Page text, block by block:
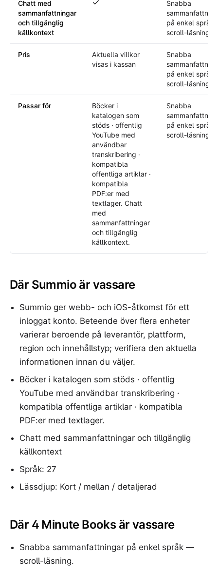
Chatt med
sammanfattningar
och tillgänglig
källkontext
Chatt med sammanfattningar och
Snabba
på enkel språk
scroll-läsning.
Pris
Aktuella villkor
visas i kassan
Snabba
på enkel språk
scroll-läsning.
Passar för
Böcker i
katalogen som
stöds · offentlig
YouTube med
användbar
transkribering ·
kompatibla
offentliga artiklar ·
kompatibla
PDF:er med
textlager. Chatt
med
sammanfattningar
och tillgänglig
källkontext.
Snabba
på enkel språk
scroll-läsning.
Där Summio är vassare
Summio ger webb- och iOS-åtkomst för ett
inloggat konto. Beteende över flera enheter
varierar beroende på leverantör, plattform,
region och innehållstyp; verifiera den aktuella
informationen innan du väljer.
Böcker i katalogen som stöds · offentlig
YouTube med användbar transkribering ·
kompatibla offentliga artiklar · kompatibla
PDF:er med textlager.
Chatt med sammanfattningar och tillgänglig
källkontext
Språk: 27
Lässdjup: Kort / mellan / detaljerad
Där 4 Minute Books är vassare
Snabba sammanfattningar på enkel språk —
scroll-läsning.